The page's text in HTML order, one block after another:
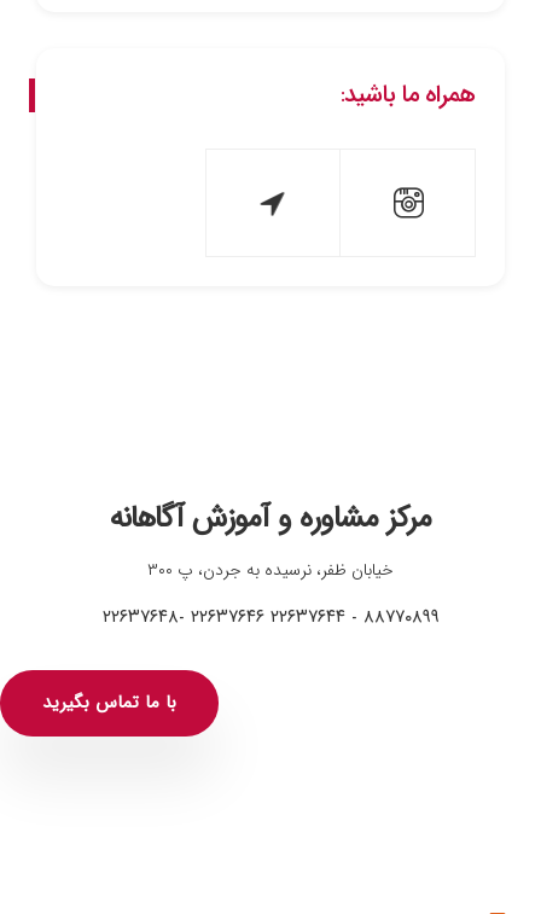
همراه ما باشید:
مرکز مشاوره و آموزش آگاهانه
خیابان ظفر، نرسیده به جردن، پ ۳۰۰
۸۸۷۷۰۸۹۹ - ۲۲۶۳۷۶۴۴ ۲۲۶۳۷۶۴۶ -۲۲۶۳۷۶۴۸
با ما تماس بگیرید